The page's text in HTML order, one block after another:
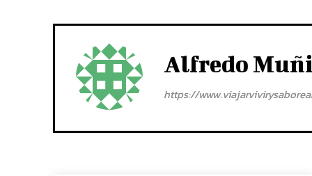
Alfredo
https://